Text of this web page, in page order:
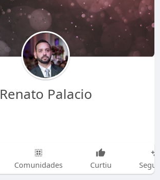
Renato Palacio
Comunidades Curtiu